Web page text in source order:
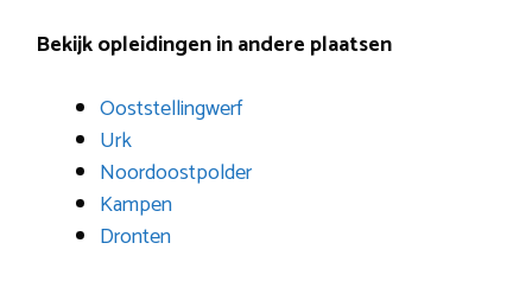
Bekijk opleidingen in andere plaatsen
Ooststellingwerf
Urk
Noordoostpolder
Kampen
Dronten